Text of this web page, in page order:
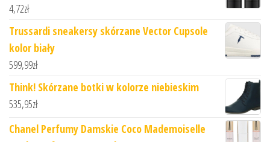
4,72zł
Trussardi sneakersy skórzane Vector Cupsole
kolor biały
599,99zł
Think! Skórzane botki w kolorze niebieskim
535,95zł
Chanel Perfumy Damskie Coco Mademoiselle